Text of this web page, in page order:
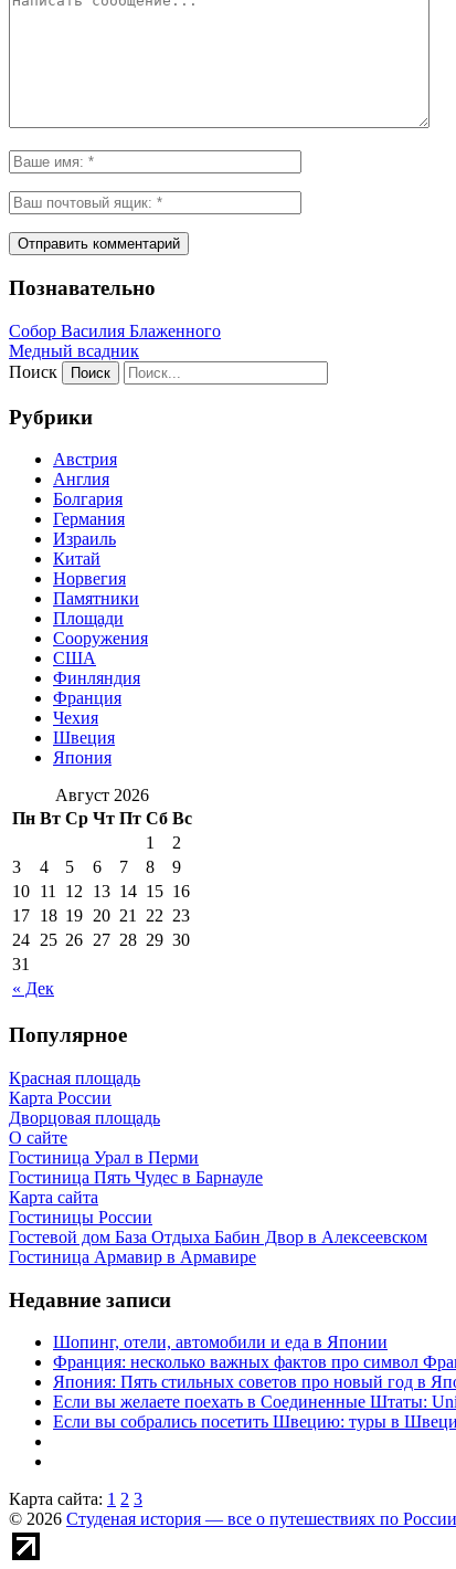
Познавательно
Собор Василия Блаженного
Медный всадник
Поиск
Рубрики
Австрия
Англия
Болгария
Германия
Израиль
Китай
Норвегия
Памятники
Площади
Сооружения
США
Финляндия
Франция
Чехия
Швеция
Япония
Август 2026
Пн Вт Ср Чт Пт Сб Вс
« Дек
1
2
3
4 5 6 7 8
9
10 11 12 13 14 15 16
17 18 19 20 21 22 23
24 25 26 27 28 29 30
31
Популярное
Красная площадь
Карта России
Дворцовая площадь
О сайте
Гостиница Урал в Перми
Гостиница Пять Чудес в Барнауле
Карта сайта
Гостиницы России
Гостевой дом База Отдыха Бабин Двор в Алексеевском
Гостиница Армавир в Армавире
Недавние записи
Шопинг, отели, автомобили и еда в Японии
Франция: несколько важных фактов про символ
Япония: Пять стильных советов про новый год в
Если вы желаете поехать в Соединенные Штаты:
Если вы собрались посетить Швецию: туры в
Карта сайта: 1 2 3
© 2026 Студеная история — все о путешествиях по России